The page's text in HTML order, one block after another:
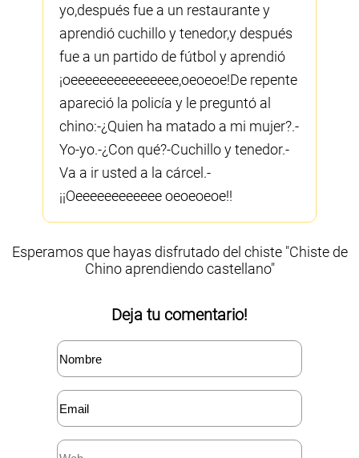
yo,después fue a un restaurante y
aprendió cuchillo y tenedor,y después
fue a un partido de fútbol y aprendió
¡oeeeeeeeeeeeeeee,oeoeoe!De repente
apareció la policía y le preguntó al
chino:-¿Quien ha matado a mi mujer?.-
Yo-yo.-¿Con qué?-Cuchillo y tenedor.-
Va a ir usted a la cárcel.-
¡¡Oeeeeeeeeeeee oeoeoeoe!!
Esperamos que hayas disfrutado del chiste "Chiste de
Chino aprendiendo castellano"
Deja tu comentario!